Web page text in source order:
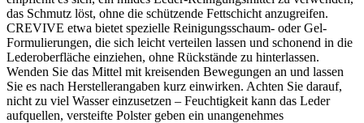
das Schmutz löst, ohne die schützende Fettschicht anzugreifen.
CREVIVE etwa bietet spezielle Reinigungsschaum- oder Gel-
Formulierungen, die sich leicht verteilen lassen und schonend in die
Lederoberfläche einziehen, ohne Rückstände zu hinterlassen.
Wenden Sie das Mittel mit kreisenden Bewegungen an und lassen
Sie es nach Herstellerangaben kurz einwirken. Achten Sie darauf,
nicht zu viel Wasser einzusetzen – Feuchtigkeit kann das Leder
aufquellen, versteifte Polster geben ein unangenehmes